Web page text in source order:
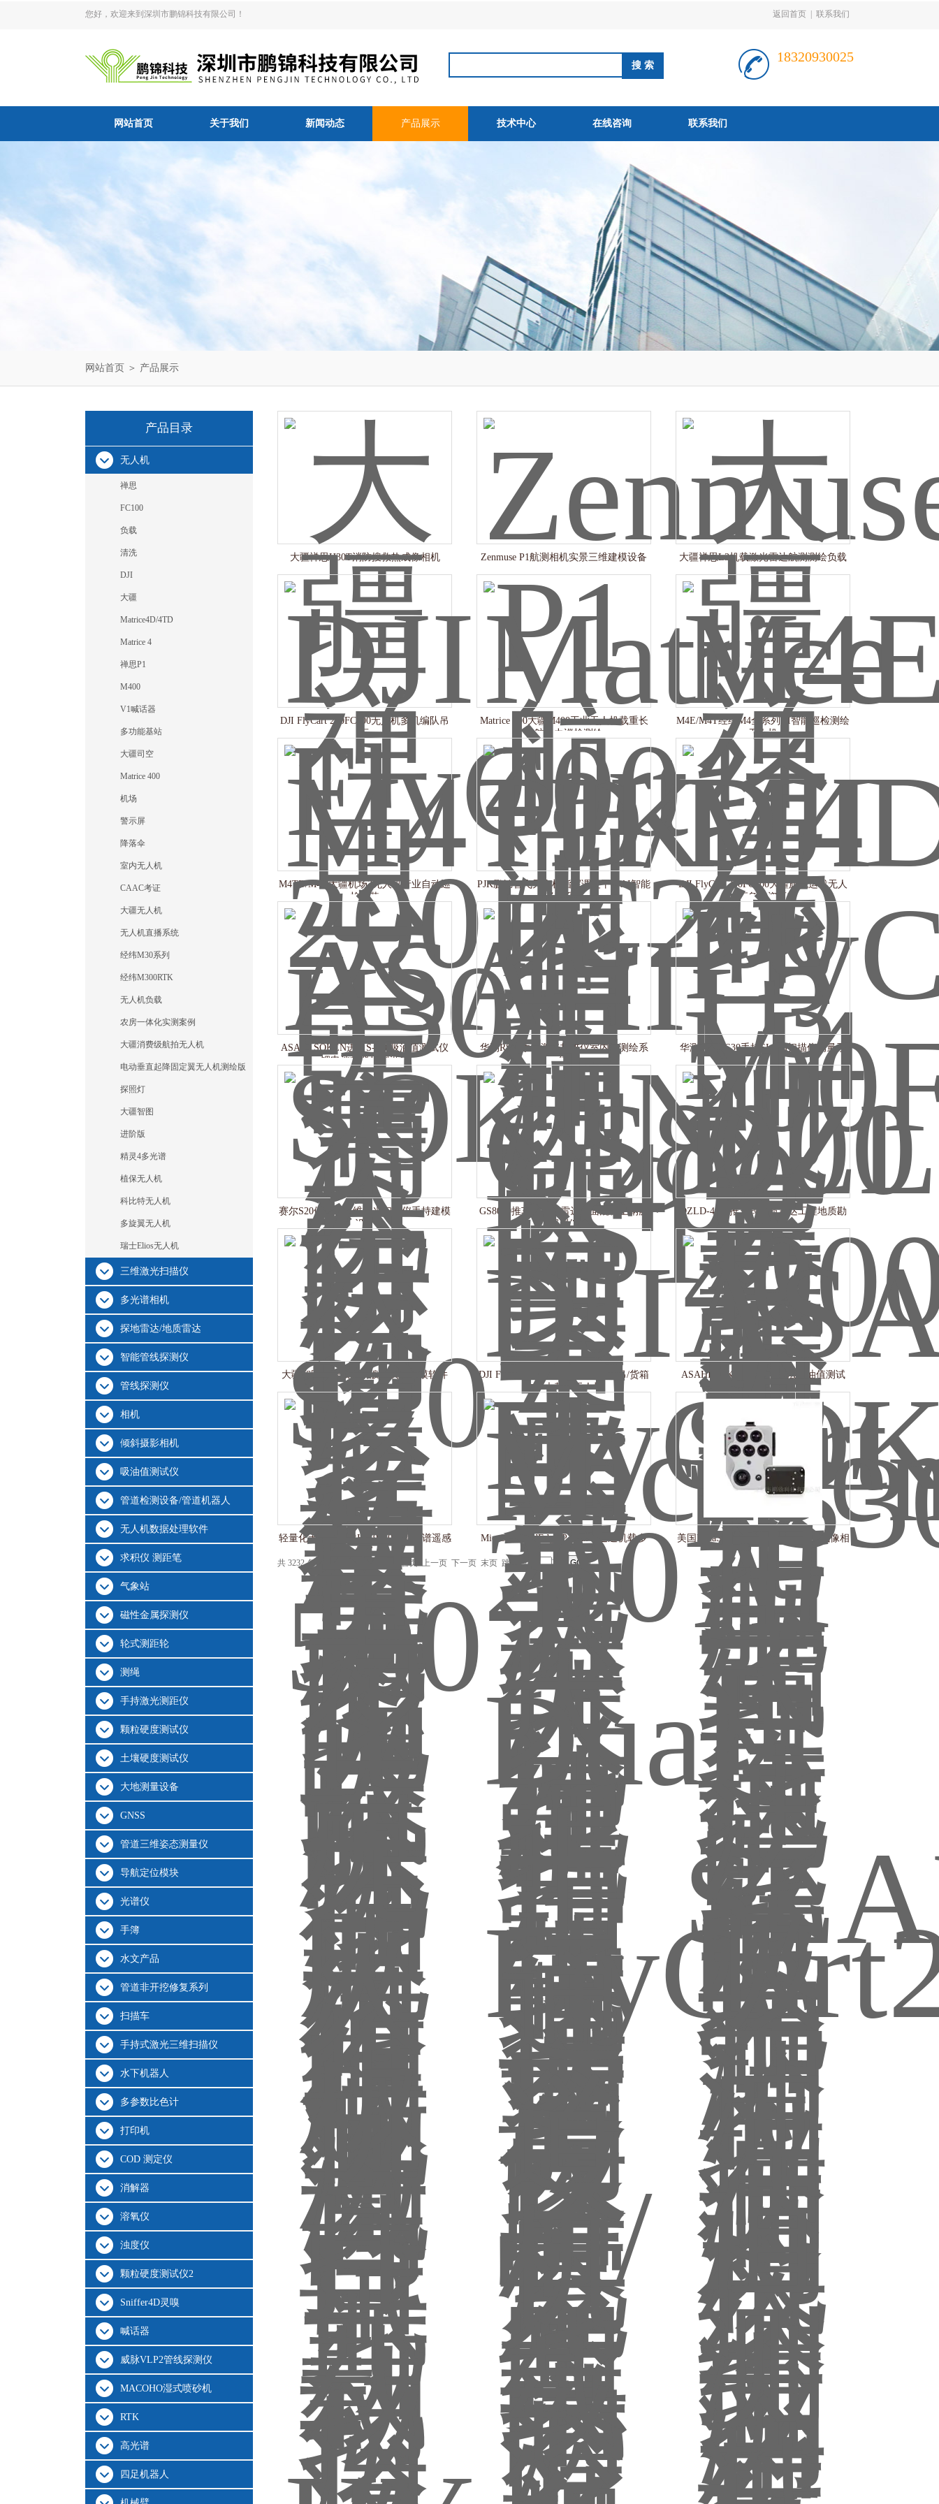
您好，欢迎来到深圳市鹏锦科技有限公司！ 返回首页 联系我们
18320930025
网站首页 关于我们 新闻动态 产品展示 技术中心 在线咨询 联系我们
网站首页 ＞ 产品展示
产品目录
无人机
禅思
FC100
负载
清洗
DJI
大疆
Matrice4D/4TD
Matrice 4
禅思P1
M400
V1喊话器
多功能基站
大疆司空
Matrice 400
机场
警示屏
降落伞
室内无人机
CAAC考证
大疆无人机
无人机直播系统
经纬M30系列
经纬M300RTK
无人机负载
农房一体化实测案例
大疆消费级航拍无人机
电动垂直起降固定翼无人机测绘版
探照灯
大疆智图
进阶版
精灵4多光谱
植保无人机
科比特无人机
多旋翼无人机
瑞士Elios无人机
三维激光扫描仪
多光谱相机
探地雷达/地质雷达
智能管线探测仪
管线探测仪
相机
倾斜摄影相机
吸油值测试仪
管道检测设备/管道机器人
无人机数据处理软件
求积仪 测距笔
气象站
磁性金属探测仪
轮式测距轮
测绳
手持激光测距仪
颗粒硬度测试仪
土壤硬度测试仪
大地测量设备
GNSS
管道三维姿态测量仪
导航定位模块
光谱仪
手簿
水文产品
管道非开挖修复系列
扫描车
手持式激光三维扫描仪
水下机器人
多参数比色计
打印机
COD 测定仪
消解器
溶氧仪
浊度仪
颗粒硬度测试仪2
Sniffer4D灵嗅
喊话器
威脉VLP2管线探测仪
MACOHO湿式喷砂机
RTK
高光谱
四足机器人
大疆禅思H30T消防搜救热成像相机 Zenmuse P1航测相机实景三维建模设备 大疆禅思L3机载激光雷达航测测绘负载
DJI FlyCart 200FC200无人机多机编队吊
运
Matrice 400大疆M400工业无人机载重长
续航电力巡检测绘
M4E/M4T经纬M4全系列AI智能巡检测绘
无人机
M4TD/M4D大疆机场3无人机行业自动巡
检套装
PJK鹏锦智飞无人机指挥调度平台AI智能
巡检系统
DJI FlyCart 200FC200大疆旗舰运载无人
机应急物资运输
ASAHI SOKEN进口S-500吸油值测试仪
锂电池材料检测设备
华测RS10手持激光扫描仪室内外测绘系
统
华测导航RS30手持SLAM扫描仪测量系
统
赛尔S20便携式三维激光扫描仪手持建模
设备
GS8000推车式探地雷达路面混凝土钢筋
探测仪
DZLD-4000推车式地质雷达工程地质勘
大疆智图旗舰版高斯泼溅实景建模软件
平台
DJI FlyCart 200大疆FlyCart200空吊/货箱
农林大载重无人机
ASAHI SOKENS500扭矩法吸油值测试
仪-炭黑分析仪
轻量化无人机挂载HY-9010-L高光谱遥感
相机
MicaSenseRedEdge-P Dual十通道机载多
光谱成像系统
美国MicaSense Altum-PT多光谱热成像相
共 3232 条记录，当前 17 / 154 页 首页 上一页 下一页 末页 跳转到第 页